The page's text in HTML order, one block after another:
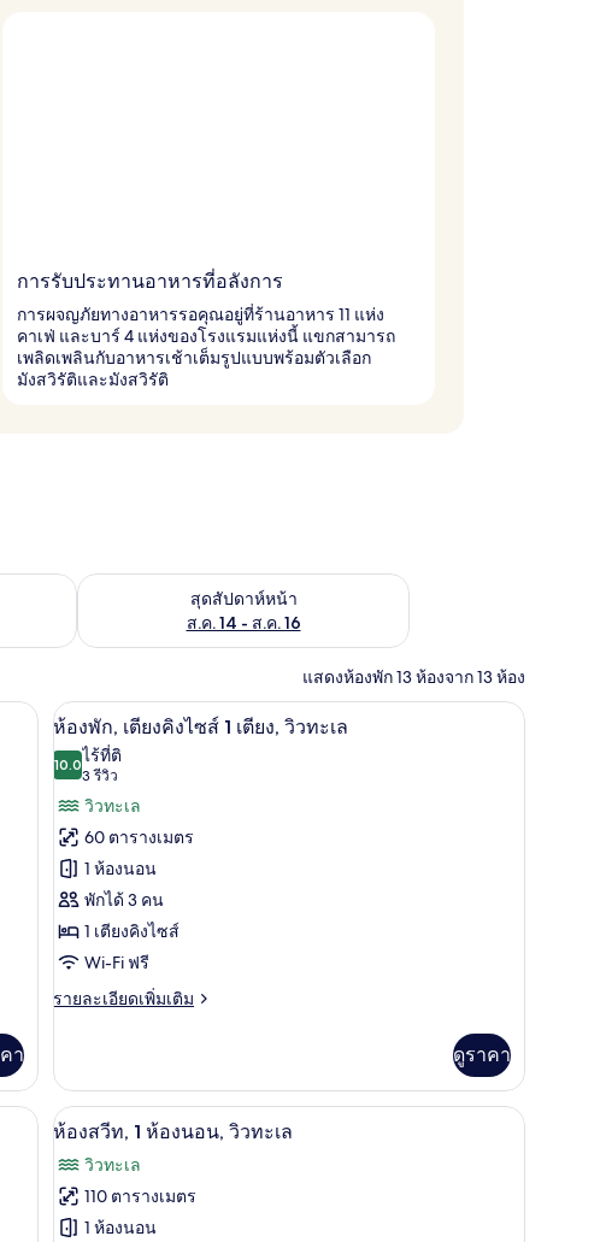
การรับประทานอาหารที่อลังการ
การผจญภัยทางอาหารรอคุณอยู่ที่ร้านอาหาร 11 แห่ง
คาเฟ่ และบาร์ 4 แห่งของโรงแรมแห่งนี้ แขกสามารถ
เพลิดเพลินกับอาหารเช้าเต็มรูปแบบพร้อมตัวเลือก
มังสวิรัติและมังสวิรัติ
สัปดาห์นี้ ส.ค. 7 - ส.ค. 9สุดสัปดาห์หน้า
ส.ค. 14 - ส.ค. 16
ตรวจสอบจำนวนห้องพักว่างในสุดสัปดาห์หน้า ส.ค. 14 - ส.ค. 16
แสดงห้องพัก 13 ห้องจาก 13 ห้อง
นระดับพรีเมียม, ผ้านวมขนเป็ด
า
เปิด
ภาพถ่าย
ทั้งหมด
ของ
ห้อง
พัก,
เตียง
คิง
ไซส์
วิว
ทะเล
ผ้าปูที่นอนฝ้ายอียิปต์, เครื่องนอนระดับพรีเมียม
5
ห้องพัก, เตียงคิงไซส์ 1 เตียง, วิวทะเล
10.010.0 จาก 10
ไร้ที่ติ
3 รีวิว
(3
รีวิว)
วิวทะเล
60 ตารางเมตร
1 ห้องนอน
พักได้ 3 คน
1 เตียงคิงไซส์
Wi-Fi ฟรี
รายละเอียดเพิ่มเติม
ราย
เกี่ยว
กับ
ห้อง
เตียง
คิง
ไซส์
ดูราคา
อน | ผ้าปูที่นอนฝ้ายอียิปต์, เครื่องนอนระดับพรีเมียม, ผ้านวมขนเป็ด
เปิด
ภาพถ่าย
ทั้งหมด
ของ
ห้องสวีท, 1 ห้องนอน, วิวทะเล | ผ้าปูที่นอนฝ้าย
9
ห้องสวีท, 1 ห้องนอน, วิวทะเล
วิวทะเล
110 ตารางเมตร
1 ห้องนอน